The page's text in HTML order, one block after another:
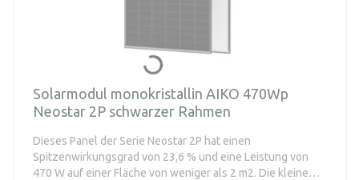
Solarmodul monokristallin AIKO 470Wp
Neostar 2P schwarzer Rahmen
Dieses Panel der Serie Neostar 2P hat einen
Spitzenwirkungsgrad von 23,6 % und eine Leistung von
470 W auf einer Fläche von weniger als 2 m2. Die kleine